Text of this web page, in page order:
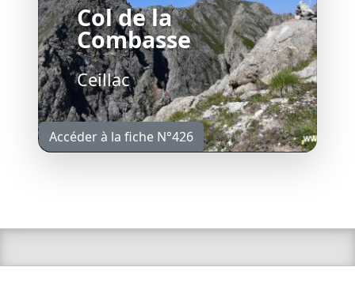
Col de la
Combasse
Ceillac
Accéder à la fiche N°426